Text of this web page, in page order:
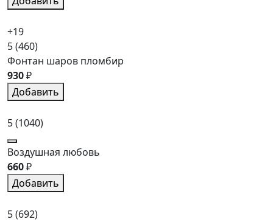
+19
5(460)
Фонтан шаров пломбир
930₽
Добавить
5(1040)
Воздушная любовь
660₽
Добавить
5(692)